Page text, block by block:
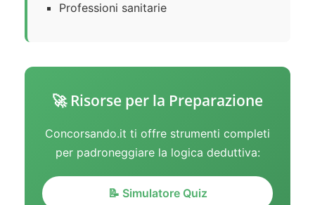
Professioni sanitarie
🚀 Risorse per la Preparazione
Concorsando.it ti offre strumenti completi
per padroneggiare la logica deduttiva:
📝 Simulatore Quiz